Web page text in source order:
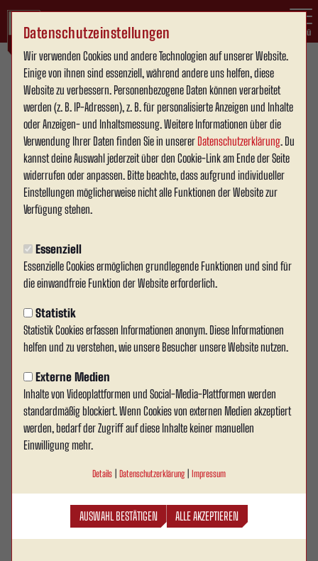
Datenschutzeinstellungen
Wir verwenden Cookies und andere Technologien auf unserer Website.
Einige von ihnen sind essenziell, während andere uns helfen, diese
Website zu verbessern. Personenbezogene Daten können verarbeitet
werden (z. B. IP-Adressen), z. B. für personalisierte Anzeigen und Inhalte
oder Anzeigen- und Inhaltsmessung. Weitere Informationen über die
Verwendung Ihrer Daten finden Sie in unserer Datenschutzerklärung. Du
kannst deine Auswahl jederzeit über den Cookie-Link am Ende der Seite
widerrufen oder anpassen. Bitte beachte, dass aufgrund individueller
Einstellungen möglicherweise nicht alle Funktionen der Website zur
Verfügung stehen.
Essenziell
Essenzielle Cookies ermöglichen grundlegende Funktionen und sind für
die einwandfreie Funktion der Website erforderlich.
Statistik
Statistik Cookies erfassen Informationen anonym. Diese Informationen
helfen und zu verstehen, wie unsere Besucher unsere Website nutzen.
Externe Medien
Inhalte von Videoplattformen und Social-Media-Plattformen werden
standardmäßig blockiert. Wenn Cookies von externen Medien akzeptiert
werden, bedarf der Zugriff auf diese Inhalte keiner manuellen
Einwilligung mehr.
Details Datenschutzerklärung Impressum
AUSWAHL BESTÄTIGEN ALLE AKZEPTIEREN
Menü
Volksbank Derby Cup
SC Hoetmar
1. Mannschaft
1:10
(0:5)
Rot Weiss Ahlen e.V.
1. Mannschaft
Übersicht Liveticker Aufstellung
1. MANNSCHAFT
RWA erfüllt Pflichtaufgabe
souverän - 10:1-Erfolg in
Hoetmar